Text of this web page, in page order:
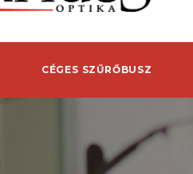
CÉGES SZŰRŐBUSZ